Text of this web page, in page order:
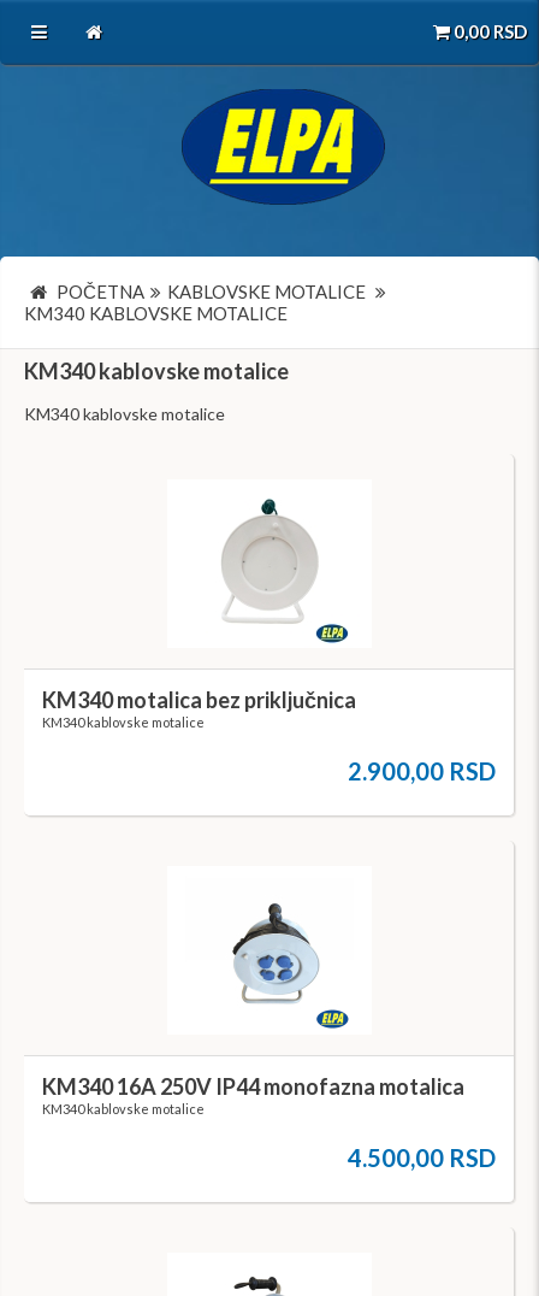
0,00RSD
POČETNA
KABLOVSKE MOTALICE
KM340 KABLOVSKE MOTALICE
KM340 kablovske motalice
KM340 kablovske motalice
KM340 motalica bez priključnica
KM340 kablovske motalice
2.900,00 RSD
KM340 16A 250V IP44 monofazna motalica
KM340 kablovske motalice
4.500,00 RSD